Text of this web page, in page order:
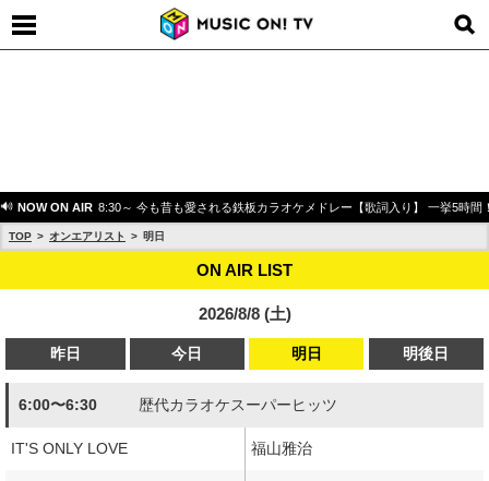
NOW ON AIR 8:30～ 今も昔も愛される鉄板カラオケメドレー【歌詞入り】 一挙5時間
TOP オンエアリスト 明日
ON AIR LIST
2026/8/8 (土)
昨日 今日 明日 明後日
6:00〜6:30 歴代カラオケスーパーヒッツ
IT'S ONLY LOVE 福山雅治